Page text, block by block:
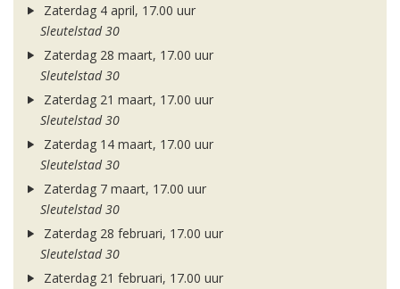
Zaterdag 4 april, 17.00 uur
Sleutelstad 30
Zaterdag 28 maart, 17.00 uur
Sleutelstad 30
Zaterdag 21 maart, 17.00 uur
Sleutelstad 30
Zaterdag 14 maart, 17.00 uur
Sleutelstad 30
Zaterdag 7 maart, 17.00 uur
Sleutelstad 30
Zaterdag 28 februari, 17.00 uur
Sleutelstad 30
Zaterdag 21 februari, 17.00 uur